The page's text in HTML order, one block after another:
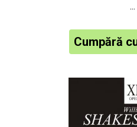
...
Cumpără